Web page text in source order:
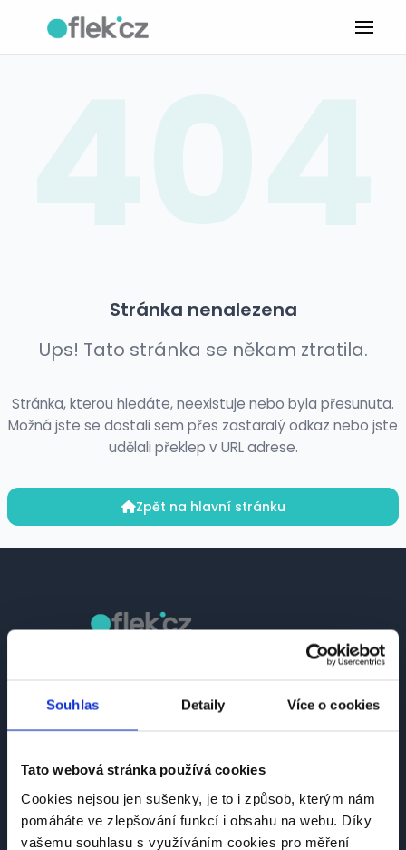
Souhlas Detaily Více o cookies
Tato webová stránka používá cookies
Cookies nejsou jen sušenky, je to i způsob, kterým nám
pomáháte ve zlepšování funkcí i obsahu na webu. Díky
vašemu souhlasu s využíváním cookies pro měření
Stránka nenalezena
Ups! Tato stránka se někam ztratila.
Stránka, kterou hledáte, neexistuje nebo byla přesunuta.
Možná jste se dostali sem přes zastaralý odkaz nebo jste
udělali překlep v URL adrese.
Zpět na hlavní stránku
Česká platforma pro hledání práce a talentů.
Spojujeme kandidáty se zaměstnavateli.
Návštěvník